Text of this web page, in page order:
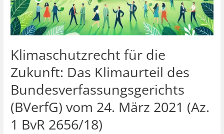
Klimaschutzrecht für die
Zukunft: Das Klimaurteil des
Bundesverfassungsgerichts
(BVerfG) vom 24. März 2021 (Az.
1 BvR 2656/18)